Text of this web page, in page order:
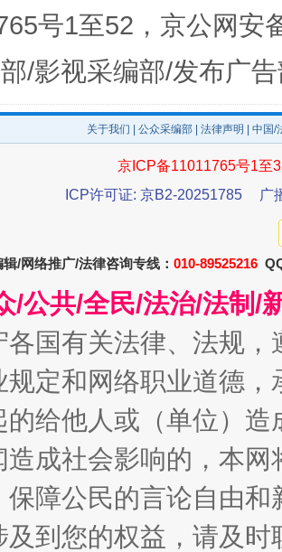
蛙产品抗生素超标问题” 法
窑火 生生不息
金库”的免责幌子
号1至52，京公网安
/影视采编部/发布广
关于我们 公众采编部 法律声明 | 中国
京ICP备11011765号1至
ICP许可证: 京B2-20251785
广
辑/网络推广/法律咨询专线： 010-89525216
/公共/全民/法治/法制/
各国有关法律、法规
规定和网络职业道德
的给他人或（单位）
造成社会影响的，本
保障公民的言论自由
及到您的权益，请及